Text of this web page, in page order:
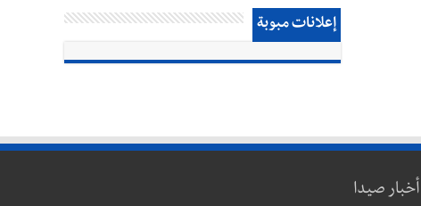
إعلانات مبوبة
أخبار صيدا